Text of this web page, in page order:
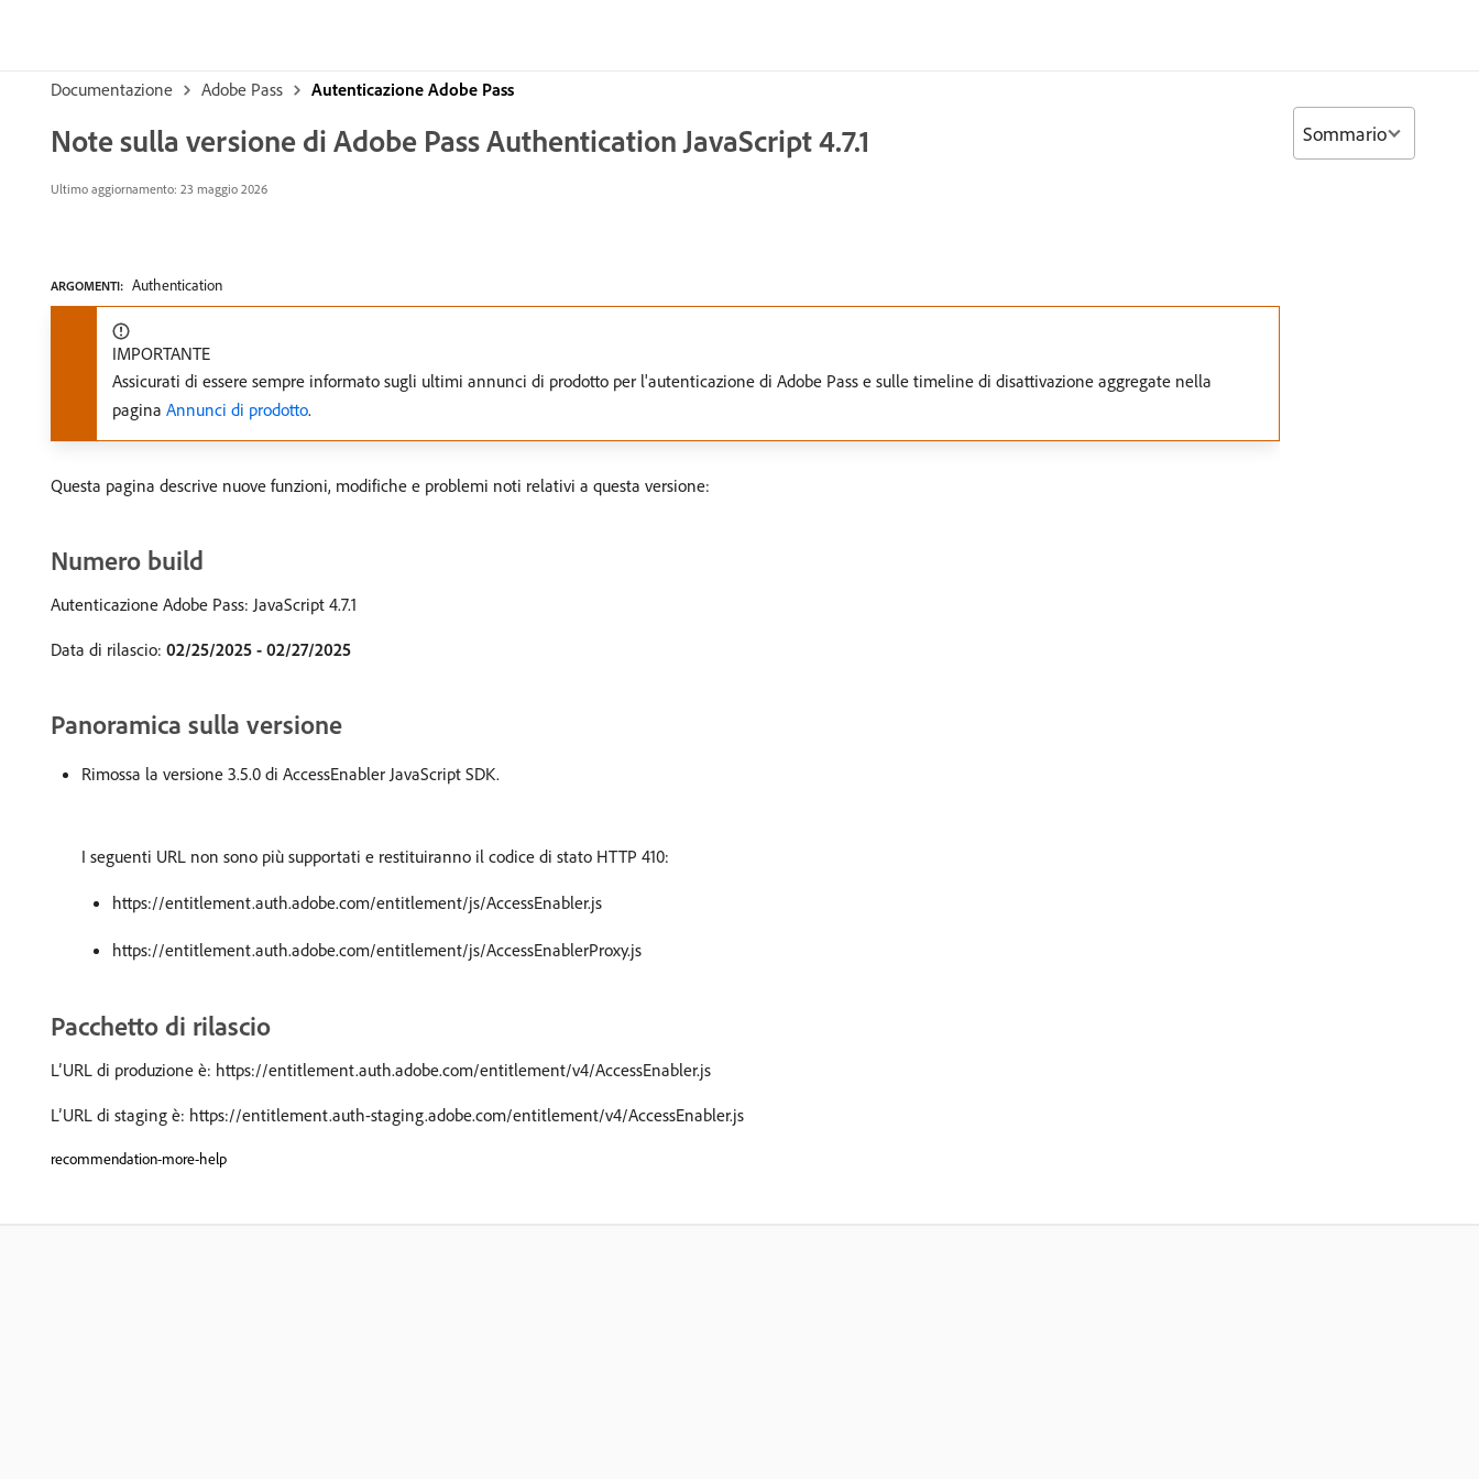
Documentazione Adobe Pass Autenticazione Adobe Pass
Note sulla versione di Adobe Pass Authentication JavaScript 4.7.1
Ultimo aggiornamento: 23 maggio 2026
ARGOMENTI: Authentication
IMPORTANTE
Assicurati di essere sempre informato sugli ultimi annunci di prodotto per l'autenticazione di Adobe Pass e sulle timeline di disattivazione aggregate nella
pagina Annunci di prodotto.
Questa pagina descrive nuove funzioni, modifiche e problemi noti relativi a questa versione:
Numero build
Autenticazione Adobe Pass: JavaScript 4.7.1
Data di rilascio: 02/25/2025 - 02/27/2025
Panoramica sulla versione
Rimossa la versione 3.5.0 di AccessEnabler JavaScript SDK.
I seguenti URL non sono più supportati e restituiranno il codice di stato HTTP 410:
https://entitlement.auth.adobe.com/entitlement/js/AccessEnabler.js
https://entitlement.auth.adobe.com/entitlement/js/AccessEnablerProxy.js
Pacchetto di rilascio
L’URL di produzione è: https://entitlement.auth.adobe.com/entitlement/v4/AccessEnabler.js
L’URL di staging è: https://entitlement.auth-staging.adobe.com/entitlement/v4/AccessEnabler.js
recommendation-more-help
Sommario